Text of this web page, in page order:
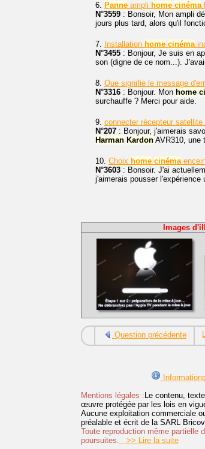
6. Panne ampli home cinéma
N°3559 : Bonsoir, Mon ampli
jours plus tard, alors qu'il
7. Installation home cinéma
N°3455 : Bonjour, Je suis en
son (digne de ce nom...).
8. Que signifie le message
N°3316 : Bonjour. Mon home
surchauffe ? Merci pour aide.
9. connecter récepteur satellite
N°207 : Bonjour, j'aimerais
Harman Kardon AVR310, une
10. Choix home cinéma
N°3603 : Bonsoir. J'ai
j'aimerais pousser l'expérience
Images
Question précédente
Mentions légales : Le contenu,
œuvre protégée par les lois en
Aucune exploitation commerciale
préalable et écrit de la SARL
Toute reproduction même partielle
poursuites. >> Lire la suite